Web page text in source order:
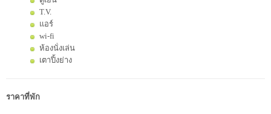
T.V.
แอร์
wi-fi
ห้องนั่งเล่น
เตาปิ้งย่าง
ราคาที่พัก